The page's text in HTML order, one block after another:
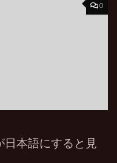
0
本語にすると見